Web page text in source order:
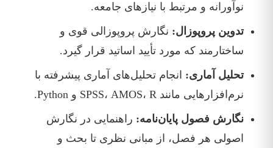
نوآورانه و مرتبط با نیازهای جامعه.
تدوین پروپوزال: نگارش پروپوزالی قوی و
ساختارمند که مورد تأیید اساتید قرار گیرد.
تحلیل آماری: انجام تحلیل‌های آماری پیشرفته با
نرم‌افزارهایی مانند SPSS، AMOS، R و Python.
نگارش فصول پایان‌نامه: راهنمایی در نگارش
اصولی هر فصل، از مبانی نظری تا بحث و